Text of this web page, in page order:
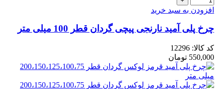
افزودن به سبد خرید
چرخ پلی آمید نارنجی پیچی گردان قطر 100 میلی متر
کد کالا: 12296
550,000 تومان